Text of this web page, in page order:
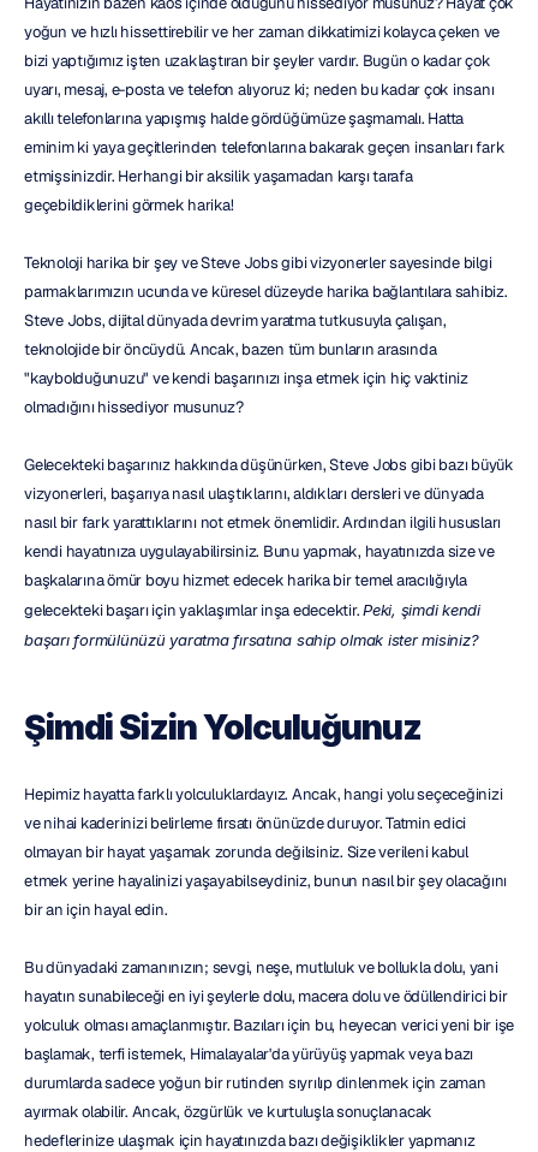
yoğun ve hızlı hissettirebilir ve her zaman dikkatimizi kolayca çeken ve
bizi yaptığımız işten uzaklaştıran bir şeyler vardır. Bugün o kadar çok
uyarı, mesaj, e-posta ve telefon alıyoruz ki; neden bu kadar çok insanı
akıllı telefonlarına yapışmış halde gördüğümüze şaşmamalı. Hatta
eminim ki yaya geçitlerinden telefonlarına bakarak geçen insanları fark
etmişsinizdir. Herhangi bir aksilik yaşamadan karşı tarafa
geçebildiklerini görmek harika!
Teknoloji harika bir şey ve Steve Jobs gibi vizyonerler sayesinde bilgi
parmaklarımızın ucunda ve küresel düzeyde harika bağlantılara sahibiz.
Steve Jobs, dijital dünyada devrim yaratma tutkusuyla çalışan,
teknolojide bir öncüydü. Ancak, bazen tüm bunların arasında
"kaybolduğunuzu" ve kendi başarınızı inşa etmek için hiç vaktiniz
olmadığını hissediyor musunuz?
Gelecekteki başarınız hakkında düşünürken, Steve Jobs gibi bazı büyük
vizyonerleri, başarıya nasıl ulaştıklarını, aldıkları dersleri ve dünyada
nasıl bir fark yarattıklarını not etmek önemlidir. Ardından ilgili hususları
kendi hayatınıza uygulayabilirsiniz. Bunu yapmak, hayatınızda size ve
başkalarına ömür boyu hizmet edecek harika bir temel aracılığıyla
gelecekteki başarı için yaklaşımlar inşa edecektir. Peki, şimdi kendi
başarı formülünüzü yaratma fırsatına sahip olmak ister misiniz?
Şimdi Sizin Yolculuğunuz
Hepimiz hayatta farklı yolculuklardayız. Ancak, hangi yolu seçeceğinizi
ve nihai kaderinizi belirleme fırsatı önünüzde duruyor. Tatmin edici
olmayan bir hayat yaşamak zorunda değilsiniz. Size verileni kabul
etmek yerine hayalinizi yaşayabilseydiniz, bunun nasıl bir şey olacağını
bir an için hayal edin.
Bu dünyadaki zamanınızın; sevgi, neşe, mutluluk ve bollukla dolu, yani
hayatın sunabileceği en iyi şeylerle dolu, macera dolu ve ödüllendirici bir
yolculuk olması amaçlanmıştır. Bazıları için bu, heyecan verici yeni bir işe
başlamak, terfi istemek, Himalayalar'da yürüyüş yapmak veya bazı
durumlarda sadece yoğun bir rutinden sıyrılıp dinlenmek için zaman
ayırmak olabilir. Ancak, özgürlük ve kurtuluşla sonuçlanacak
hedeflerinize ulaşmak için hayatınızda bazı değişiklikler yapmanız